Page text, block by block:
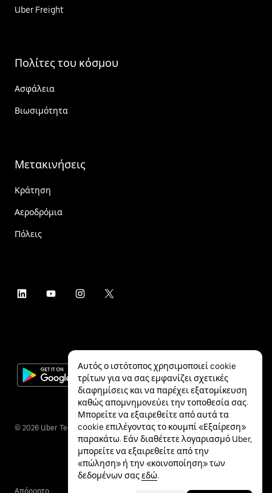
Uber Freight
Πολίτες του κόσμου
Ασφάλεια
Βιωσιμότητα
Μετακινήσεις
Κράτηση
Αεροδρόμια
Πόλεις
© 2026 Uber Technologies Inc.
Απόρρητο
Αυτός ο ιστότοπος χρησιμοποιεί cookie
τρίτων για να σας εμφανίζει σχετικές
διαφημίσεις και να παρέχει εξατομίκευση
καθώς απομνημονεύει την τοποθεσία σας.
Μπορείτε να εξαιρεθείτε από αυτά τα
cookie επιλέγοντας το κουμπί «Εξαίρεση»
παρακάτω. Εάν διαθέτετε λογαριασμό Uber,
μπορείτε να εξαιρεθείτε από την
«πώληση» ή την «κοινοποίηση» των
δεδομένων σαςεδώ.